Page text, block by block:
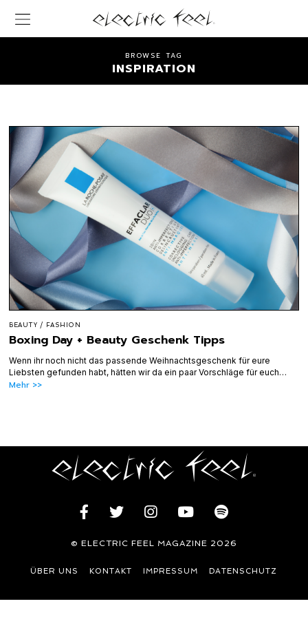
BROWSE TAG
INSPIRATION
BEAUTY / FASHION
Boxing Day + Beauty Geschenk Tipps
Wenn ihr noch nicht das passende Weihnachtsgeschenk für eure
Liebsten gefunden habt, hätten wir da ein paar Vorschläge für euch…
Mehr >>
© ELECTRIC FEEL MAGAZINE 2026
ÜBER UNS KONTAKT IMPRESSUM DATENSCHUTZ